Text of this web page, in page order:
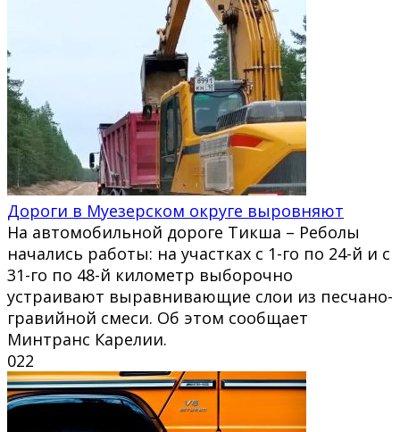
Дороги в Муезерском округе выровняют
На автомобильной дороге Тикша – Реболы
начались работы: на участках с 1-го по 24-й и с
31-го по 48-й километр выборочно
устраивают выравнивающие слои из песчано-
гравийной смеси. Об этом сообщает
Минтранс Карелии.
022